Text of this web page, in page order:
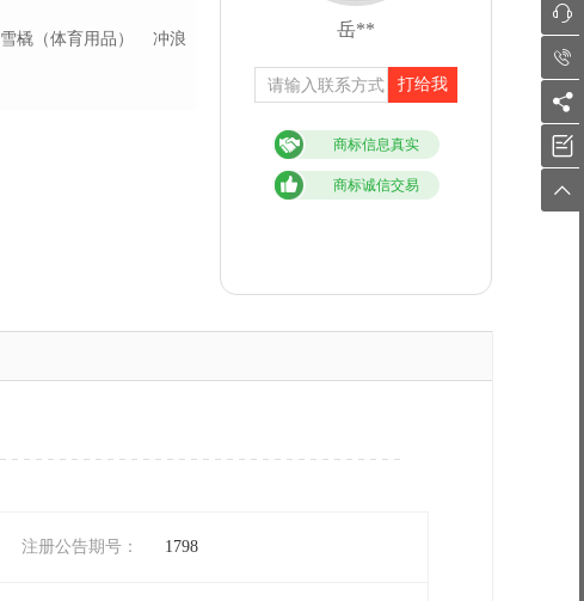
雪橇（体育用品）
冲浪
岳**
打给我
商标信息真实
商标诚信交易
注册公告期号： 1798




